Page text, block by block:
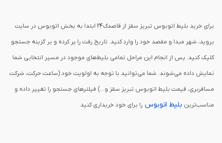
برای خرید بلیط اتوبوس تبریز سقز از قاصدک24 ابتدا به بخش اتوبوس در سایت
بروید، شهر مبدا و مقصد خود را وارد کنید. تاریخ رفت را پر کرده و بر گزینه جستجو
کلیک کنید. پس از انجام این مراحل تمامی بلیط‌های موجود در مسیر انتخابی شما
نمایش داده می‌شوند. شما می‌توانید با توجه به اولویت خود (ساعت حرکت، شرکت
مسافربری، قیمت بلیط اتوبوس تبریز سقز و...) فیلترهای جستجو را تغییر داده و
مناسب‌ترین بلیط اتوبوس را برای خود خریداری کنید